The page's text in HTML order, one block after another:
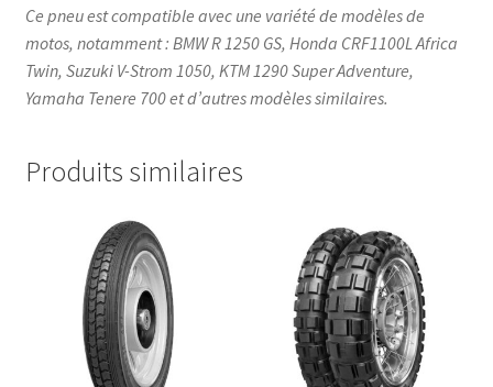
Ce pneu est compatible avec une variété de modèles de
motos, notamment : BMW R 1250 GS, Honda CRF1100L Africa
Twin, Suzuki V-Strom 1050, KTM 1290 Super Adventure,
Yamaha Tenere 700 et d’autres modèles similaires.
Produits similaires